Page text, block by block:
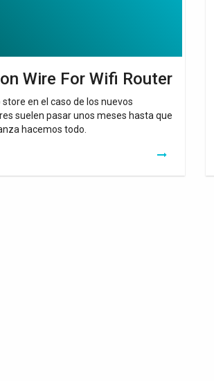
Wire For Wifi Router
en el caso de los nuevos
suelen pasar unos meses hasta que
hacemos todo.